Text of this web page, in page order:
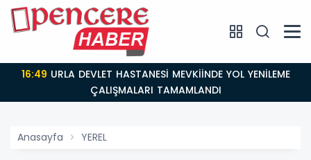
16:49
ÇALIŞMALARI TAMAMLANDI
Anasayfa YEREL